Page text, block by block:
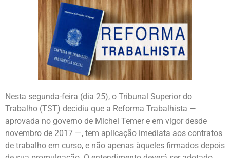
Nesta segunda-feira (dia 25), o Tribunal Superior do
Trabalho (TST) decidiu que a Reforma Trabalhista —
aprovada no governo de Michel Temer e em vigor desde
novembro de 2017 —, tem aplicação imediata aos contratos
de trabalho em curso, e não apenas àqueles firmados depois